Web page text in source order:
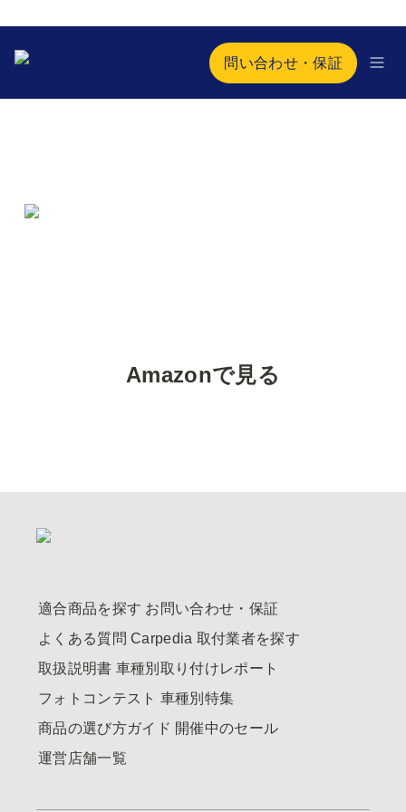
問い合わせ・保証
Amazonで見る
適合商品を探す お問い合わせ・保証
よくある質問 Carpedia 取付業者を探す
取扱説明書 車種別取り付けレポート
フォトコンテスト 車種別特集
商品の選び方ガイド 開催中のセール
運営店舗一覧